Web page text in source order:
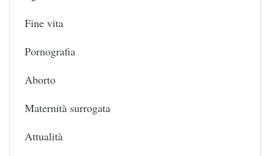
Fine vita
Pornografia
Aborto
Maternità surrogata
Attualità